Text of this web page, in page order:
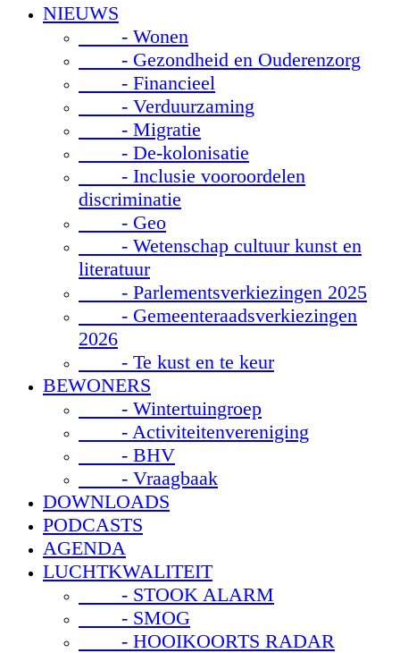
NIEUWS
- Wonen
- Gezondheid en Ouderenzorg
- Financieel
- Verduurzaming
- Migratie
- De-kolonisatie
- Inclusie vooroordelen
discriminatie
- Geo
- Wetenschap cultuur kunst en
literatuur
- Parlementsverkiezingen 2025
- Gemeenteraadsverkiezingen
2026
- Te kust en te keur
BEWONERS
- Wintertuingroep
- Activiteitenvereniging
- BHV
- Vraagbaak
DOWNLOADS
PODCASTS
AGENDA
LUCHTKWALITEIT
- STOOK ALARM
- SMOG
- HOOIKOORTS RADAR